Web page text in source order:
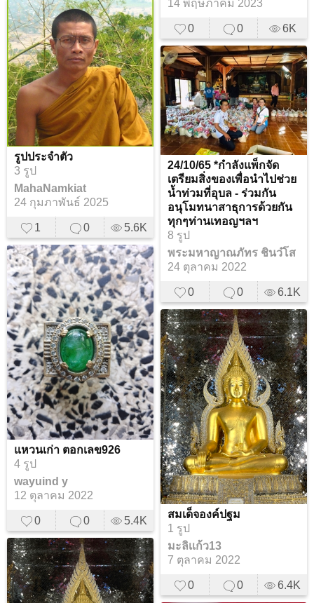
14 พฤษภาคม 2023
0 0 6K
รูปประจำตัว
3 รูป
MahaNamkiat
24 กุมภาพันธ์ 2025
1 0 5.6K
24/10/65 *กำลังแพ็กจัด
เตรียมสิ่งของเพื่อนำไปช่วย
น้ำท่วมที่อุบล - ร่วมกัน
อนุโมทนาสาธุการด้วยกัน
ทุกๆท่านเทอญฯลฯ
8 รูป
พระมหาญาณภัทร ชินว๋โส
24 ตุลาคม 2022
0 0 6.1K
แหวนเก่า ตอกเลข926
4 รูป
wayuind y
12 ตุลาคม 2022
0 0 5.4K
สมเด็จองค์ปฐม
1 รูป
มะลิเเก้ว13
7 ตุลาคม 2022
0 0 6.4K